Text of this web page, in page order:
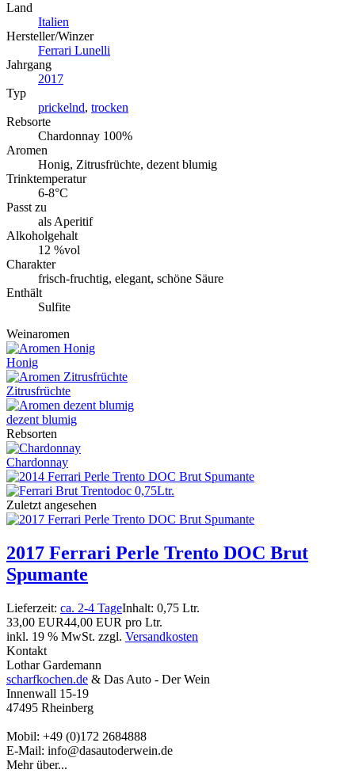
Land
Italien
Hersteller/Winzer
Ferrari Lunelli
Jahrgang
2017
Typ
prickelnd, trocken
Rebsorte
Chardonnay 100%
Aromen
Honig, Zitrusfrüchte, dezent blumig
Trinktemperatur
6-8°C
Passt zu
als Aperitif
Alkoholgehalt
12 %vol
Charakter
frisch-fruchtig, elegant, schöne Säure
Enthält
Sulfite
Weinaromen
Honig
Zitrusfrüchte
dezent blumig
Rebsorten
Chardonnay
Zuletzt angesehen
2017 Ferrari Perle Trento DOC Brut
Spumante
Lieferzeit: ca. 2-4 TageInhalt: 0,75 Ltr.
33,00 EUR44,00 EUR pro Ltr.
inkl. 19 % MwSt. zzgl. Versandkosten
Kontakt
Lothar Gardemann
scharfkochen.de & Das Auto - Der Wein
Innenwall 15-19
47495 Rheinberg
Mobil: +49 (0)172 2684888
E-Mail: info@dasautoderwein.de
Mehr über...